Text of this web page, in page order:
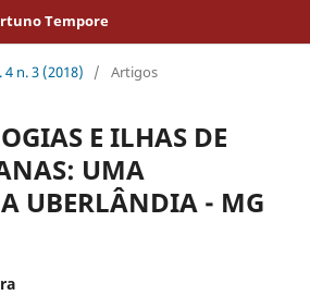
Tempore
4 n. 3 (2018) / Artigos
E ILHAS DE
UMA
UBERLÂNDIA - MG